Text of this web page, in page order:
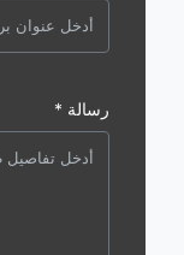
رسالة *